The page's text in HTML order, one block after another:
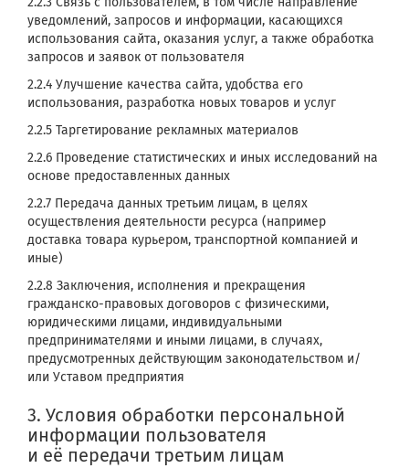
уведомлений, запросов и информации, касающихся
использования сайта, оказания услуг, а также обработка
запросов и заявок от пользователя
2.2.4 Улучшение качества сайта, удобства его
использования, разработка новых товаров и услуг
2.2.5 Таргетирование рекламных материалов
2.2.6 Проведение статистических и иных исследований на
основе предоставленных данных
2.2.7 Передача данных третьим лицам, в целях
осуществления деятельности ресурса (например
доставка товара курьером, транспортной компанией и
иные)
2.2.8 Заключения, исполнения и прекращения
гражданско-правовых договоров с физическими,
юридическими лицами, индивидуальными
предпринимателями и иными лицами, в случаях,
предусмотренных действующим законодательством и/
или Уставом предприятия
3. Условия обработки персональной
информации пользователя
и её передачи третьим лицам